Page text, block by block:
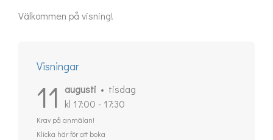
Välkommen på visning!
Visningar
11 augusti
tisdag
kl 17:00 - 17:30
Krav på anmälan!
Klicka här för att boka